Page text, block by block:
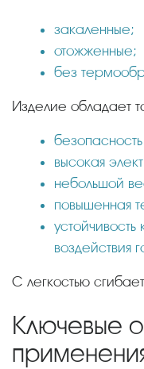
закаленные;
отожженные;
без
Изделие обладает
высокая
небольшой
повышенная
воздействия
С легкостью
Ключевые